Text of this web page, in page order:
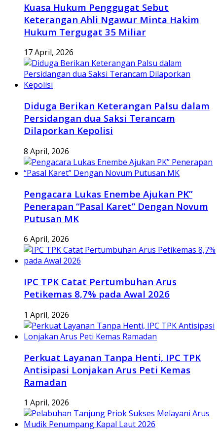
Kuasa Hukum Penggugat Sebut
Keterangan Ahli Ngawur Minta Hakim
Hukum Tergugat 35 Miliar
17 April, 2026
Diduga Berikan Keterangan Palsu dalam
Persidangan dua Saksi Terancam
Dilaporkan Kepolisi
8 April, 2026
Pengacara Lukas Enembe Ajukan PK”
Penerapan “Pasal Karet” Dengan Novum
Putusan MK
6 April, 2026
IPC TPK Catat Pertumbuhan Arus
Petikemas 8,7% pada Awal 2026
1 April, 2026
Perkuat Layanan Tanpa Henti, IPC TPK
Antisipasi Lonjakan Arus Peti Kemas
Ramadan
1 April, 2026